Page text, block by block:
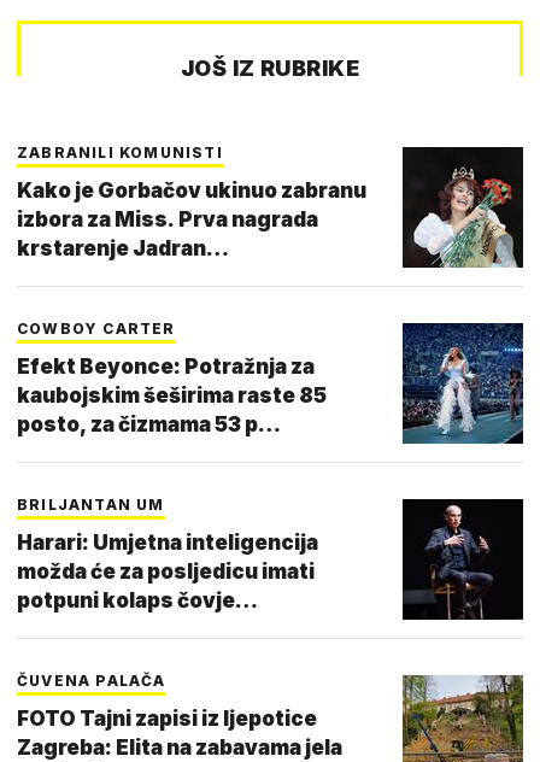
JOŠ IZ RUBRIKE
ZABRANILI KOMUNISTI
Kako je Gorbačov ukinuo zabranu
izbora za Miss. Prva nagrada
krstarenje Jadran…
COWBOY CARTER
Efekt Beyonce: Potražnja za
kaubojskim šeširima raste 85
posto, za čizmama 53 p…
BRILJANTAN UM
Harari: Umjetna inteligencija
možda će za posljedicu imati
potpuni kolaps čovje…
ČUVENA PALAČA
FOTO Tajni zapisi iz ljepotice
Zagreba: Elita na zabavama jela